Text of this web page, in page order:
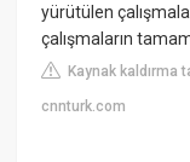
yürütülen
çalışmaların
Kaynak kaldırma
cnnturk.com